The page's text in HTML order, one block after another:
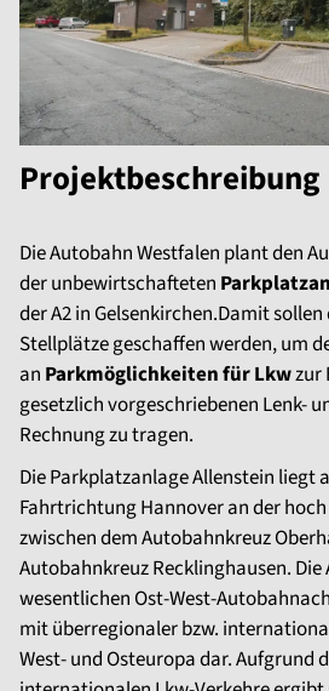
Projektbeschreibung
Die Autobahn Westfalen plant den
der unbewirtschafteten
der A2 in Gelsenkirchen.Damit
Stellplätze geschaffen werden, um
an Parkmöglichkeiten für Lkwzur
gesetzlich vorgeschriebenen Lenk-
Rechnung zu tragen.
Die Parkplatzanlage Allenstein liegt
Fahrtrichtung Hannover an der
zwischen dem Autobahnkreuz
Autobahnkreuz Recklinghausen. Die
wesentlichen Ost-West-
mit überregionaler bzw.
West- und Osteuropa dar. Aufgrund